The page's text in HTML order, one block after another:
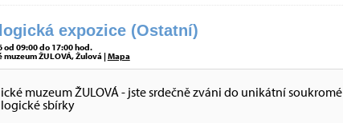
expozice (Ostatní)
od 09:00 do 17:00 hod.
muzeum ŽULOVÁ, Žulová |Mapa
muzeum ŽULOVÁ - jste srdečně zváni do unikátní soukromé
sbírky